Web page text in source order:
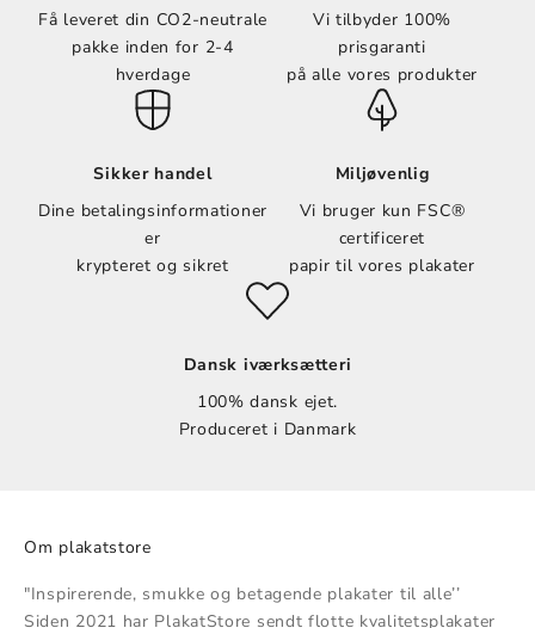
Få leveret din CO2-neutrale
pakke inden for 2-4
hverdage
Vi tilbyder 100%
prisgaranti
på alle vores produkter
Sikker handel
Dine betalingsinformationer
er
krypteret og sikret
Miljøvenlig
Vi bruger kun FSC®
certificeret
papir til vores plakater
Dansk iværksætteri
100% dansk ejet.
Produceret i Danmark
Om plakatstore
"Inspirerende, smukke og betagende plakater til alle’’
Siden 2021 har PlakatStore sendt flotte kvalitetsplakater